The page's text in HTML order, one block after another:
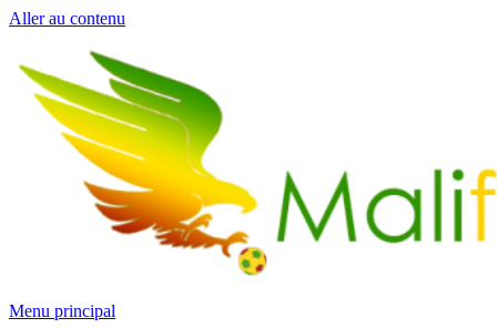
Aller au contenu
Menu principal